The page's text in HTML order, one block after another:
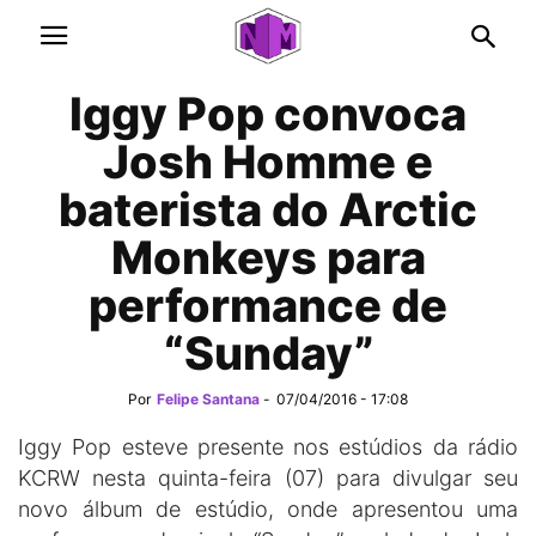
Iggy Pop convoca
Josh Homme e
baterista do Arctic
Monkeys para
performance de
“Sunday”
Por Felipe Santana - 07/04/2016 - 17:08
Iggy Pop esteve presente nos estúdios da rádio
KCRW nesta quinta-feira (07) para divulgar seu
novo álbum de estúdio, onde apresentou uma